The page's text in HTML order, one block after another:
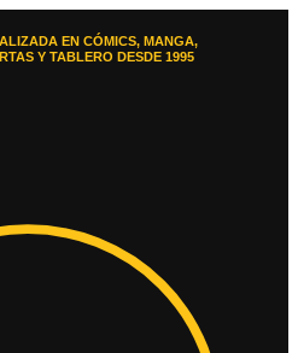
EN CÓMICS, MANGA,
Y TABLERO DESDE 1995